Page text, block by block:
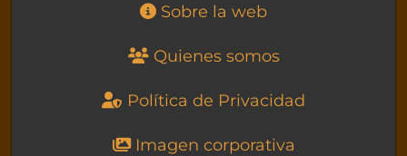
Sobre la web
Quienes somos
Política de Privacidad
Imagen corporativa